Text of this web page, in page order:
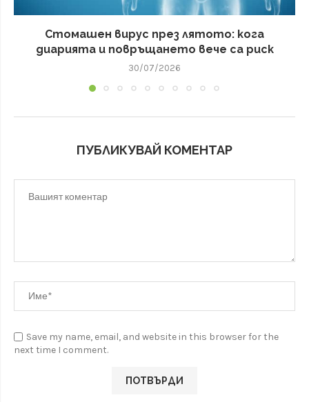
Стомашен вирус през лятото: кога
диарията и повръщането вече са риск
30/07/2026
ПУБЛИКУВАЙ КОМЕНТАР
Save my name, email, and website in this browser for the
next time I comment.